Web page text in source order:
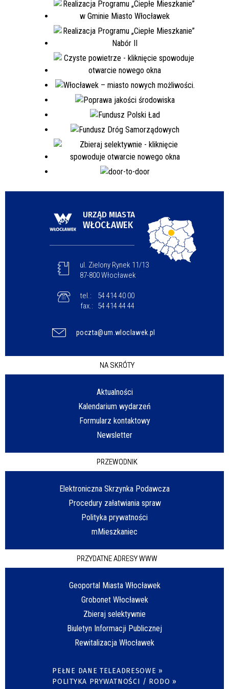
URZĄD MIASTA
WŁOCŁAWEK
ul. Zielony Rynek 11/13
87-800 Włocławek
tel.:
54 414 40 00
fax.:
54 414 44 44
poczta@um.wloclawek.pl
NA SKRÓTY
Aktualności
Kalendarium wydarzeń
Formularz kontaktowy
Newsletter
PRZEWODNIK
Elektroniczna Skrzynka Podawcza
Procedury załatwiania spraw
Polityka prywatności
mMieszkaniec
PRZYDATNE ADRESY WWW
Geoportal Miasta Włocławek
Grobonet Włocławek
Zbieraj selektywnie
Biuletyn Informacji Publicznej
Rewitalizacja Włocławek
PEŁNE DANE TELEADRESOWE »
POLITYKA PRYWATNOŚCI / RODO »